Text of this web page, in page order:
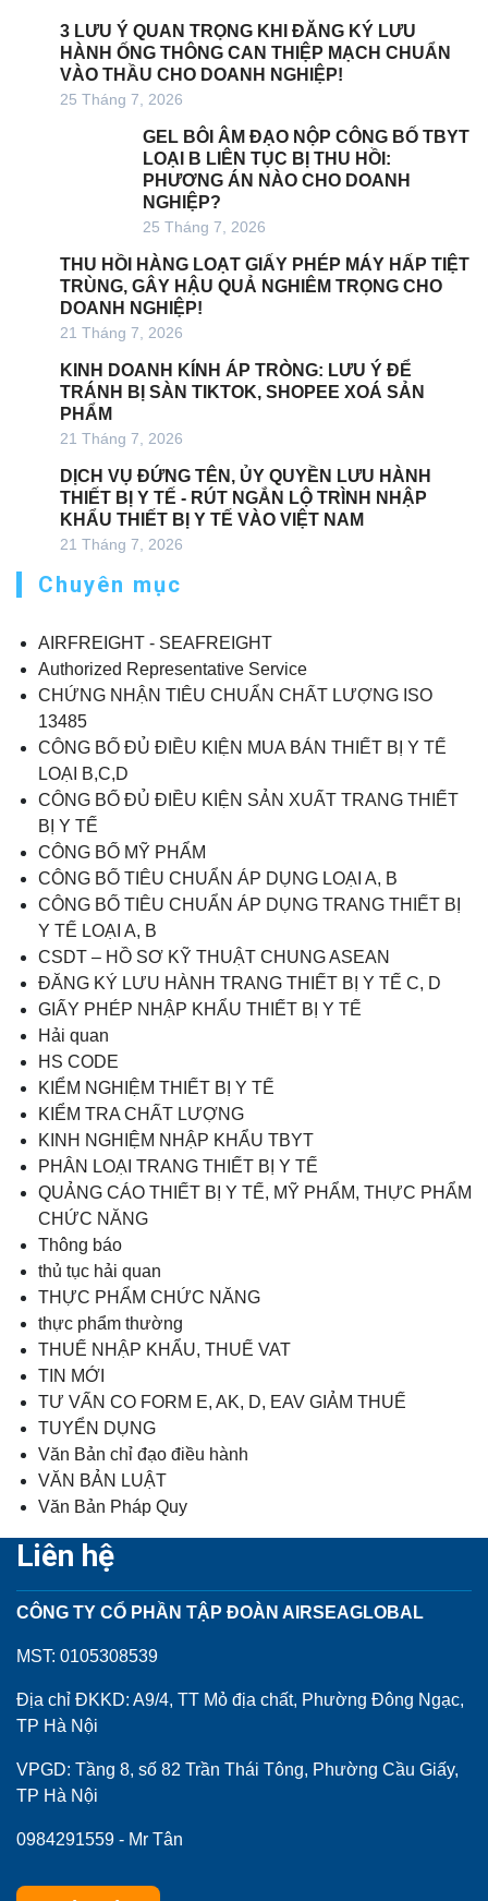
3 LƯU Ý QUAN TRỌNG KHI ĐĂNG KÝ LƯU
HÀNH ỐNG THÔNG CAN THIỆP MẠCH CHUẨN
VÀO THẦU CHO DOANH NGHIỆP!
25 Tháng 7, 2026
GEL BÔI ÂM ĐẠO NỘP CÔNG BỐ TBYT
LOẠI B LIÊN TỤC BỊ THU HỒI:
PHƯƠNG ÁN NÀO CHO DOANH
NGHIỆP?
25 Tháng 7, 2026
THU HỒI HÀNG LOẠT GIẤY PHÉP MÁY HẤP TIỆT
TRÙNG, GÂY HẬU QUẢ NGHIÊM TRỌNG CHO
DOANH NGHIỆP!
21 Tháng 7, 2026
KINH DOANH KÍNH ÁP TRÒNG: LƯU Ý ĐỂ
TRÁNH BỊ SÀN TIKTOK, SHOPEE XOÁ SẢN
PHẨM
21 Tháng 7, 2026
DỊCH VỤ ĐỨNG TÊN, ỦY QUYỀN LƯU HÀNH
THIẾT BỊ Y TẾ - RÚT NGẮN LỘ TRÌNH NHẬP
KHẨU THIẾT BỊ Y TẾ VÀO VIỆT NAM
21 Tháng 7, 2026
Chuyên mục
AIRFREIGHT - SEAFREIGHT
Authorized Representative Service
CHỨNG NHẬN TIÊU CHUẨN CHẤT LƯỢNG ISO
13485
CÔNG BỐ ĐỦ ĐIỀU KIỆN MUA BÁN THIẾT BỊ Y TẾ
LOẠI B,C,D
CÔNG BỐ ĐỦ ĐIỀU KIỆN SẢN XUẤT TRANG THIẾT
BỊ Y TẾ
CÔNG BỐ MỸ PHẨM
CÔNG BỐ TIÊU CHUẨN ÁP DỤNG LOẠI A, B
CÔNG BỐ TIÊU CHUẨN ÁP DỤNG TRANG THIẾT BỊ
Y TẾ LOẠI A, B
CSDT – HỒ SƠ KỸ THUẬT CHUNG ASEAN
ĐĂNG KÝ LƯU HÀNH TRANG THIẾT BỊ Y TẾ C, D
GIẤY PHÉP NHẬP KHẨU THIẾT BỊ Y TẾ
Hải quan
HS CODE
KIỂM NGHIỆM THIẾT BỊ Y TẾ
KIỂM TRA CHẤT LƯỢNG
KINH NGHIỆM NHẬP KHẨU TBYT
PHÂN LOẠI TRANG THIẾT BỊ Y TẾ
QUẢNG CÁO THIẾT BỊ Y TẾ, MỸ PHẨM, THỰC PHẨM
CHỨC NĂNG
Thông báo
thủ tục hải quan
THỰC PHẨM CHỨC NĂNG
thực phẩm thường
THUẾ NHẬP KHẨU, THUẾ VAT
TIN MỚI
TƯ VẤN CO FORM E, AK, D, EAV GIẢM THUẾ
TUYỂN DỤNG
Văn Bản chỉ đạo điều hành
VĂN BẢN LUẬT
Văn Bản Pháp Quy
Liên hệ
CÔNG TY CỔ PHẦN TẬP ĐOÀN AIRSEAGLOBAL
MST: 0105308539
Địa chỉ ĐKKD: A9/4, TT Mỏ địa chất, Phường Đông Ngạc,
TP Hà Nội
VPGD: Tầng 8, số 82 Trần Thái Tông, Phường Cầu Giấy,
TP Hà Nội
0984291559 - Mr Tân